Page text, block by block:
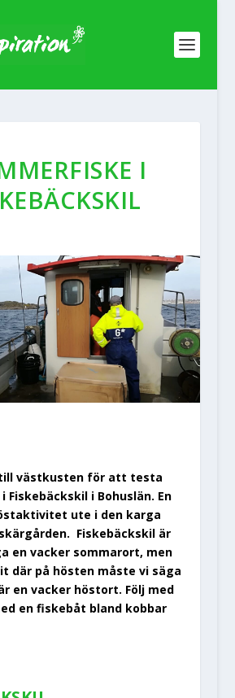
I
västkusten för att testa
Fiskebäckskil i Bohuslän. En
ute i den karga
Fiskebäckskil är
en vacker sommarort, men
där på hösten måste vi säga
en vacker höstort. Följ med
en fiskebåt bland kobbar